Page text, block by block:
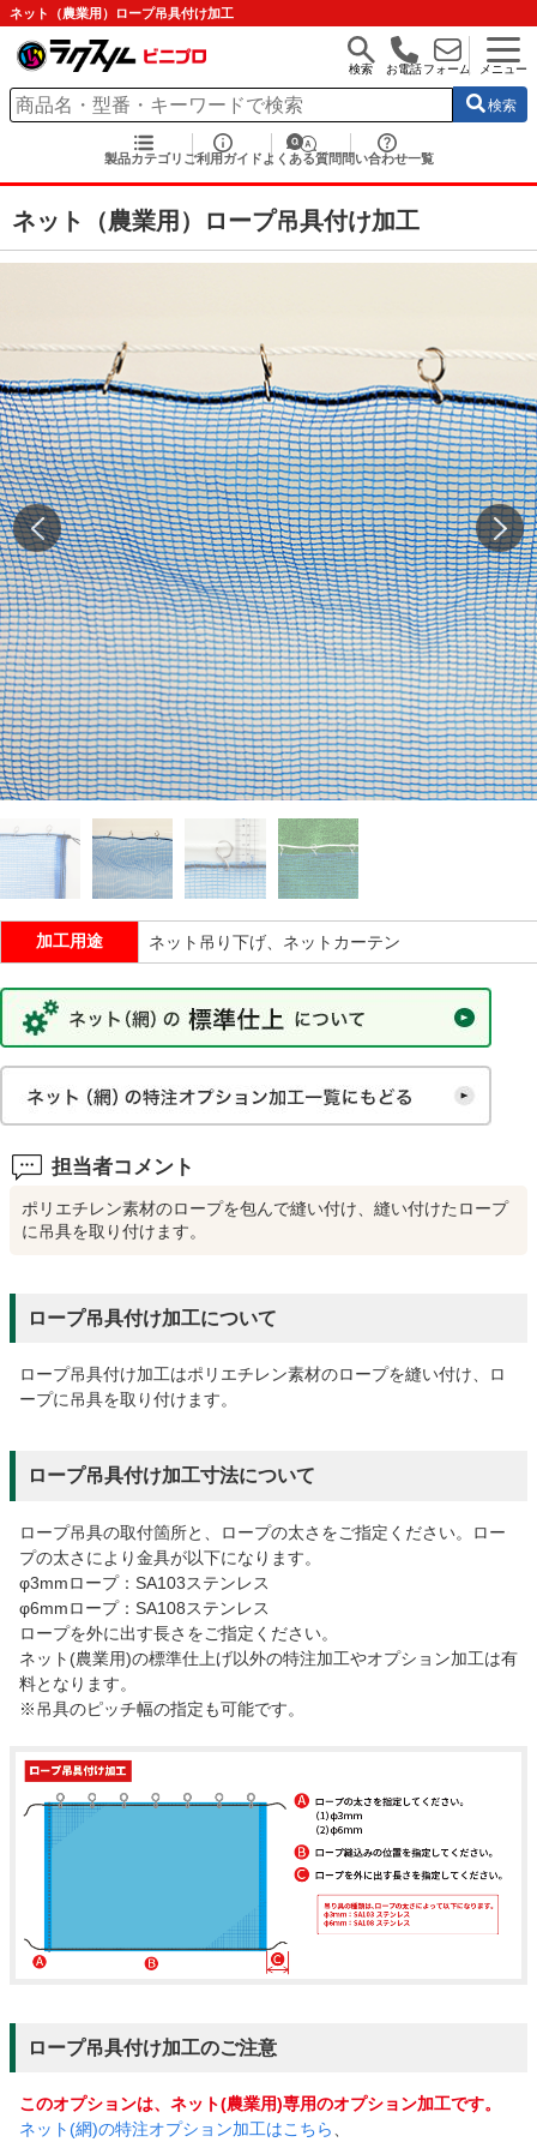
ネット（農業用）ロープ吊具付け加工
検索 お電話フォーム メニュー
検索
製品カテゴリ ご利用ガイド よくある質問 問い合わせ一覧
ネット（農業用）ロープ吊具付け加工
加工用途 ネット吊り下げ、ネットカーテン
担当者コメント
ポリエチレン素材のロープを包んで縫い付け、縫い付けたロープ
に吊具を取り付けます。
ロープ吊具付け加工について
ロープ吊具付け加工はポリエチレン素材のロープを縫い付け、ロ
ープに吊具を取り付けます。
ロープ吊具付け加工寸法について
ロープ吊具の取付箇所と、ロープの太さをご指定ください。ロー
プの太さにより金具が以下になります。
φ3mmロープ：SA103ステンレス
φ6mmロープ：SA108ステンレス
ロープを外に出す長さをご指定ください。
ネット(農業用)の標準仕上げ以外の特注加工やオプション加工は有
料となります。
※吊具のピッチ幅の指定も可能です。
ロープ吊具付け加工のご注意
このオプションは、ネット(農業用)専用のオプション加工です。
ネット(網)の特注オプション加工はこちら